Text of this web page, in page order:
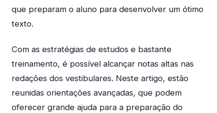
que preparam o aluno para desenvolver um ótimo
texto.
Com as estratégias de estudos e bastante
treinamento, é possível alcançar notas altas nas
redações dos vestibulares. Neste artigo, estão
reunidas orientações avançadas, que podem
oferecer grande ajuda para a preparação do